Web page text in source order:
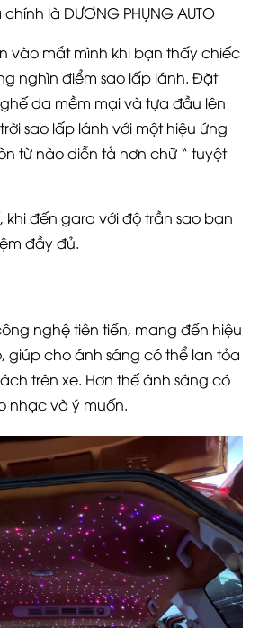
là DƯƠNG PHỤNG AUTO
vào mắt mình khi bạn thấy chiếc
nghìn điểm sao lấp lánh. Đặt
da mềm mại và tựa đầu lên
sao lấp lánh với một hiệu ứng
từ nào diễn tả hơn chữ “ tuyệt
khi đến gara với độ trần sao bạn
đầy đủ.
nghệ tiên tiến, mang đến hiệu
giúp cho ánh sáng có thể lan tỏa
trên xe. Hơn thế ánh sáng có
nhạc và ý muốn.